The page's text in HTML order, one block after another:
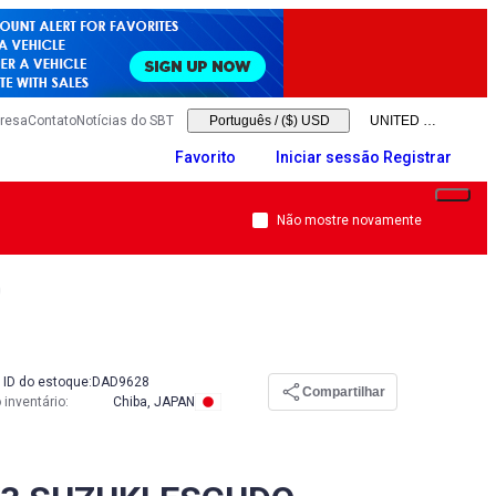
ContatoNotícias do SBT Português / ($) USD
Favorito Iniciar sessão Registrar
Não mostre novamente
ID do estoque: DAD9628
inventário: Chiba, JAPAN
Compartilhar